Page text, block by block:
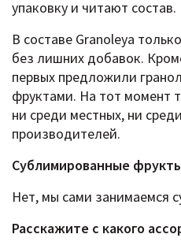
упаковку и читают состав.
В составе Granoleya
без лишних добавок.
первых предложили
фруктами. На тот момент
ни среди местных, ни
производителей.
Сублимированные
Нет, мы сами занимаемся
Расскажите c какого